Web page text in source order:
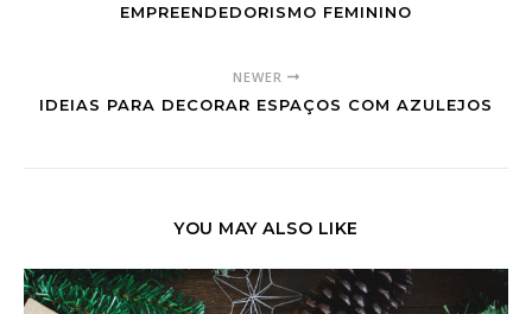
EMPREENDEDORISMO FEMININO
NEWER
IDEIAS PARA DECORAR ESPAÇOS COM AZULEJOS
YOU MAY ALSO LIKE